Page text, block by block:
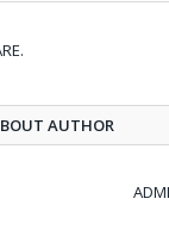
AUTHOR